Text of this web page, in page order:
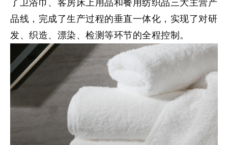
了卫浴巾、客房床上用品和餐用纺织品三大主营产
品线， 完成了生产过程的垂直一体化，实现了对研
发、织造、漂染、检测等环节的全程控制。